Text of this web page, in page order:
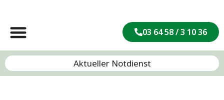
03 64 58 / 3 10 36
Aktueller Notdienst